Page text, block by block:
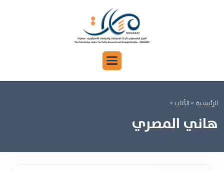
الرئيسية » الكُتاب »
هاني المصري